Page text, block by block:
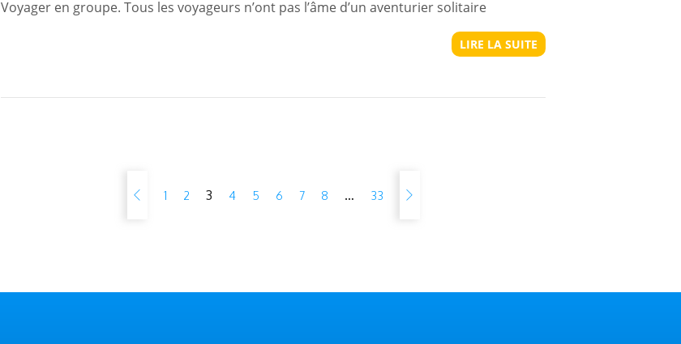
Voyager en groupe. Tous les voyageurs n’ont pas l’âme d’un aventurier solitaire
LIRE LA SUITE
1 2 3 4 5 6 7 8 … 33